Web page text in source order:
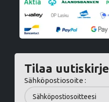
Tilaa uutiskirje
Sähköpostiosoite :